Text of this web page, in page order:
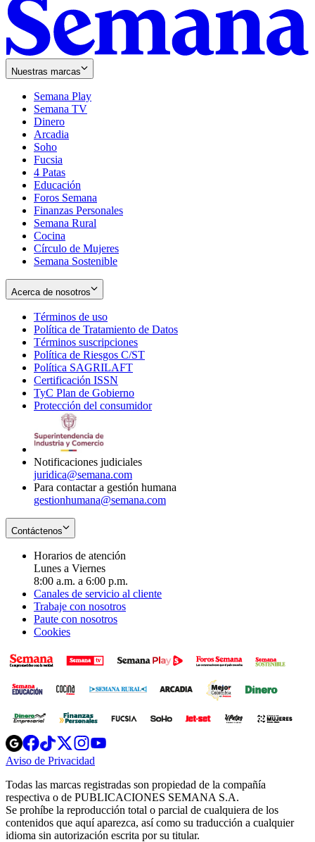
Nuestras marcas
Semana Play
Semana TV
Dinero
Arcadia
Soho
in
new
window
Fucsia
in
new
window
4 Patas
Educación
Foros Semana
Finanzas Personales
Semana Rural
Cocina
Círculo de Mujeres
Semana Sostenible
Acerca de nosotros
Términos de uso
in
new
window
Política de Tratamiento de Datos
Términos suscripciones
in
Política de Riesgos C/ST
Política SAGRILAFT
new
window
Certificación ISSN
in
new
TyC Plan de Gobierno
in
Protección del consumidorOpens
Notificaciones judiciales
juridica@semana.com
Para contactar a gestión humana
gestionhumana@semana.com
Contáctenos
Horarios de atención
Lunes a Viernes
8:00 a.m. a 6:00 p.m.
Canales de servicio al cliente
Trabaje con nosotros
Paute con nosotros
Cookies
Opens
in
new
Opens
in
new
Opens
in
new
window
Opens
new
windowwindow
Aviso de Privacidad
new
window
Todas las marcas registradas son propiedad de la compañía
respectiva o de PUBLICACIONES SEMANA S.A.
Se prohíbe la reproducción total o parcial de cualquiera de los
contenidos que aquí aparezca, así como su traducción a cualquier
idioma sin autorización escrita por su titular.